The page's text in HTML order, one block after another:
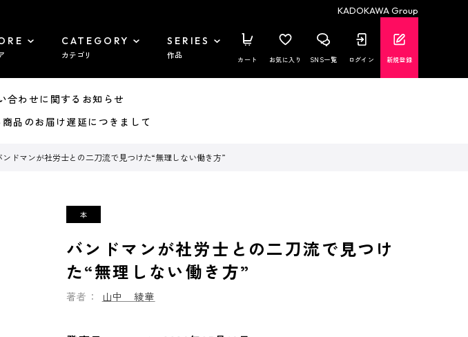
KADOKAWA Group
CATEGORY
カテゴリ
SERIES
作品 カート お気に入り SNS一覧 ログイン 新規登録
わせに関するお知らせ
品のお届け遅延につきまして
ンドマンが社労士との二刀流で見つけた“無理しない働き方”
バンドマンが社労士との二刀流で見つけ
た“無理しない働き方”
著者： 山中 綾華